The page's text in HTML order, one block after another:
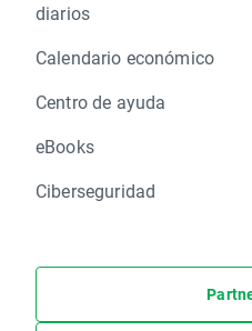
diarios
Calendario económico
Centro de ayuda
eBooks
Ciberseguridad